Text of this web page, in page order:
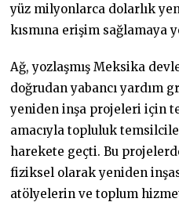
yüz milyonlarca dolarlık
kısmına erişim sağlamaya
Ağ, yozlaşmış Meksika
doğrudan yabancı yardım
yeniden inşa projeleri için
amacıyla topluluk
harekete geçti. Bu
fiziksel olarak yeniden
atölyelerin ve toplum